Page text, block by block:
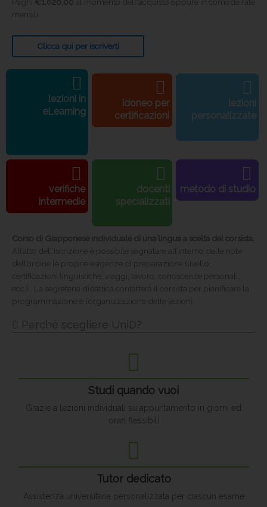
Paghi €1.620,00 al momento dell'acquisto oppure in comode rate
mensili.
Clicca qui per iscriverti
lezioni in
eLearning
idoneo per
certificazioni
lezioni
personalizzate
verifiche
intermedie
docenti
specializzati
metodo di studio
Corso di Giapponese individuale di una lingua a scelta del corsista.
All’atto dell’iscrizione è possibile segnalare all’interno delle note
dell’ordine le proprie esigenze di preparazione (livello,
certificazioni linguistiche, viaggi, lavoro, conoscenze personali,
ecc.). La segreteria didattica contatterà il corsista per pianificare la
programmazione e l’organizzazione delle lezioni.
Perché scegliere UniD?
Studi quando vuoi
Grazie a lezioni individuali su appuntamento in giorni ed
orari flessibili
Tutor dedicato
Assistenza universitaria personalizzata per ciascun esame